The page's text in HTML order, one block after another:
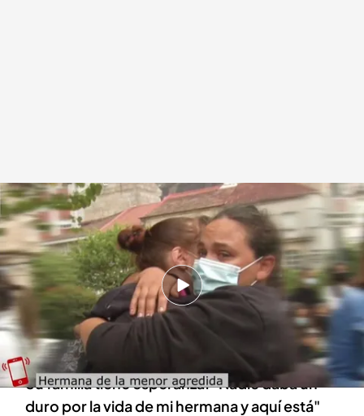
Vídeo de la entrevista a la hermana de la víctima.
Cuatro al día
22 SEP 2021 - 20:57h.
La joven que fue agredida por un amigo suyo
para ver "qué se sentía matando" ha salido del
coma
Su familia tiene esperanza: "Nadie daba un
duro por la vida de mi hermana y aquí está"